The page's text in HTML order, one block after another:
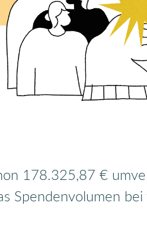
178.325,87 €
Spendenvolumen